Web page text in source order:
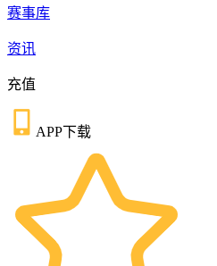
赛事库
资讯
充值
APP下载